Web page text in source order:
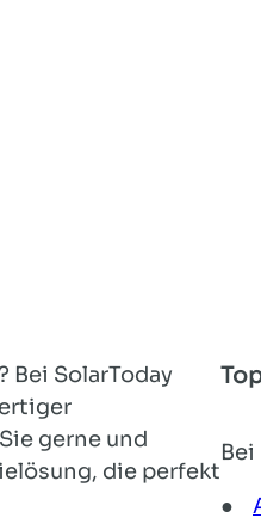
Bei SolarToday
gerne und
die perfekt
●